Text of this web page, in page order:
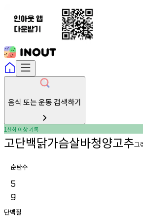
음식 또는 운동 검색하기
1천회 이상기록
고단백닭가슴살바청양고추그
순탄수
5
g
단백질